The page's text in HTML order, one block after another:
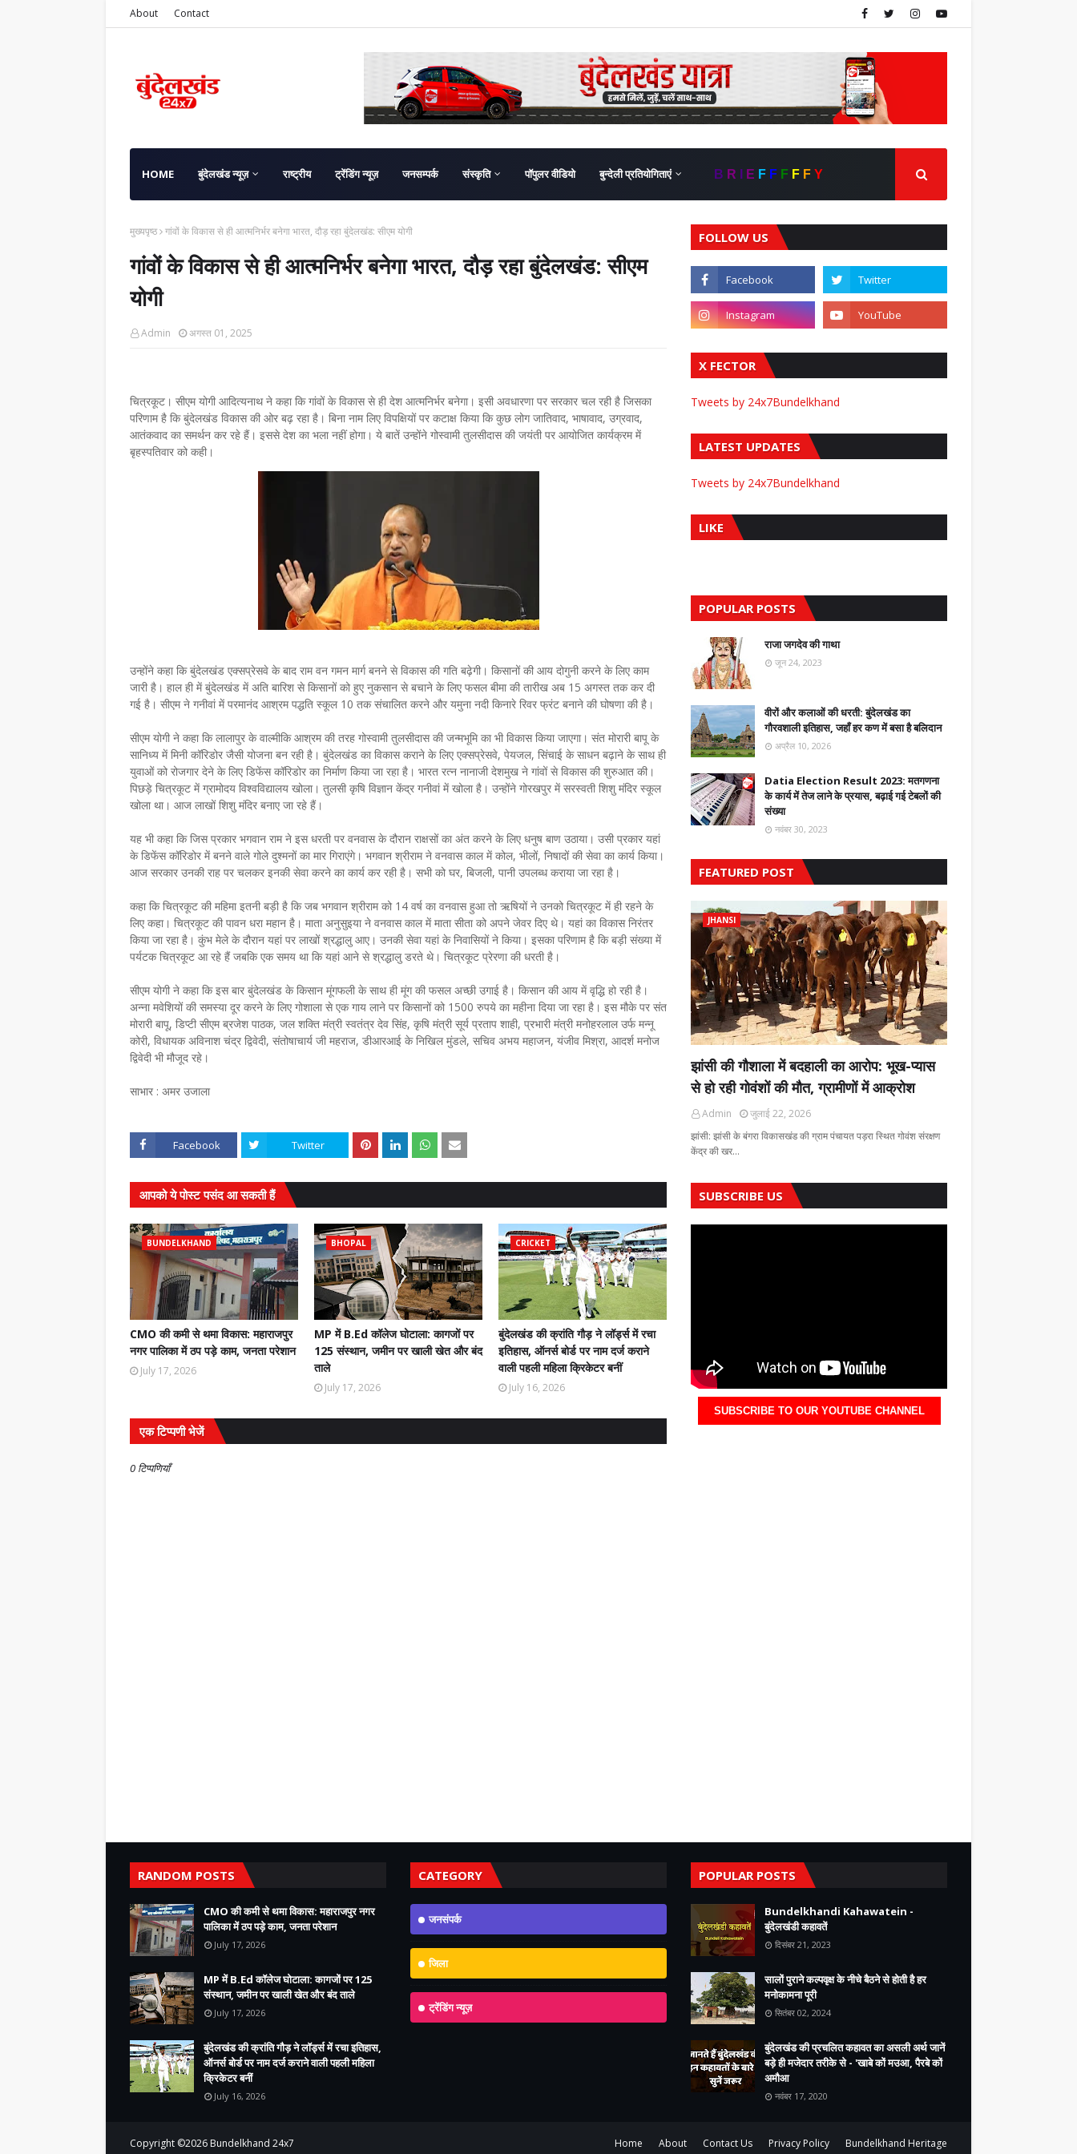
About Contact
HOME बुंदेलखंड न्यूज़ राष्ट्रीय ट्रेंडिंग न्यूज़ जनसम्पर्क संस्कृति पॉपुलर वीडियो बुन्देली प्रतियोगिताएं B R E F F F F F Y
मुख्यपृष्ठ गांवों के विकास से ही आत्मनिर्भर बनेगा भारत, दौड़ रहा बुंदेलखंड: सीएम योगी
गांवों के विकास से ही आत्मनिर्भर बनेगा भारत, दौड़ रहा बुंदेलखंड: सीएम
योगी
Admin अगस्त 01, 2025
चित्रकूट। सीएम योगी आदित्यनाथ ने कहा कि गांवों के विकास से ही देश आत्मनिर्भर बनेगा। इसी अवधारणा पर सरकार चल रही है जिसका
परिणाम है कि बुंदेलखंड विकास की ओर बढ़ रहा है। बिना नाम लिए विपक्षियों पर कटाक्ष किया कि कुछ लोग जातिवाद, भाषावाद, उग्रवाद,
आतंकवाद का समर्थन कर रहे हैं। इससे देश का भला नहीं होगा। ये बातें उन्होंने गोस्वामी तुलसीदास की जयंती पर आयोजित कार्यक्रम में
बृहस्पतिवार को कही।
उन्होंने कहा कि बुंदेलखंड एक्सप्रेसवे के बाद राम वन गमन मार्ग बनने से विकास की गति बढ़ेगी। किसानों की आय दोगुनी करने के लिए काम
जारी है। हाल ही में बुंदेलखंड में अति बारिश से किसानों को हुए नुकसान से बचाने के लिए फसल बीमा की तारीख अब 15 अगस्त तक कर दी
गई है। सीएम ने गनीवां में परमानंद आश्रम पद्धति स्कूल 10 तक संचालित करने और यमुना नदी किनारे रिवर फ्रंट बनाने की घोषणा की है।
सीएम योगी ने कहा कि लालापुर के वाल्मीकि आश्रम की तरह गोस्वामी तुलसीदास की जन्मभूमि का भी विकास किया जाएगा। संत मोरारी बापू के
सानिध्य में मिनी कॉरिडोर जैसी योजना बन रही है। बुंदेलखंड का विकास कराने के लिए एक्सप्रेसवे, पेयजल, सिंचाई के साधन बढ़ाने के साथ ही
युवाओं को रोजगार देने के लिए डिफेंस कॉरिडोर का निर्माण किया जा रहा है। भारत रत्न नानाजी देशमुख ने गांवों से विकास की शुरुआत की।
पिछड़े चित्रकूट में ग्रामोदय विश्वविद्यालय खोला। तुलसी कृषि विज्ञान केंद्र गनीवां में खोला है। उन्होंने गोरखपुर में सरस्वती शिशु मंदिर स्कूल
खोला था। आज लाखों शिशु मंदिर बनाए जा रहे हैं।
यह भी कहा कि जिस प्रकार भगवान राम ने इस धरती पर वनवास के दौरान राक्षसों का अंत करने के लिए धनुष बाण उठाया। उसी प्रकार यहां
के डिफेंस कॉरिडोर में बनने वाले गोले दुश्मनों का मार गिराएंगे। भगवान श्रीराम ने वनवास काल में कोल, भीलों, निषादों की सेवा का कार्य किया।
आज सरकार उनकी राह पर चलकर इनकी सेवा करने का कार्य कर रही है। सभी को घर, बिजली, पानी उपलब्ध कराया जा रहा है।
कहा कि चित्रकूट की महिमा इतनी बड़ी है कि जब भगवान श्रीराम को 14 वर्ष का वनवास हुआ तो ऋषियों ने उनको चित्रकूट में ही रहने के
लिए कहा। चित्रकूट की पावन धरा महान है। माता अनुसुइया ने वनवास काल में माता सीता को अपने जेवर दिए थे। यहां का विकास निरंतर
किया जा रहा है। कुंभ मेले के दौरान यहां पर लाखों श्रद्धालु आए। उनकी सेवा यहां के निवासियों ने किया। इसका परिणाम है कि बड़ी संख्या में
पर्यटक चित्रकूट आ रहे हैं जबकि एक समय था कि यहां आने से श्रद्धालु डरते थे। चित्रकूट प्रेरणा की धरती है।
सीएम योगी ने कहा कि इस बार बुंदेलखंड के किसान मूंगफली के साथ ही मूंग की फसल अच्छी उगाई है। किसान की आय में वृद्धि हो रही है।
अन्ना मवेशियों की समस्या दूर करने के लिए गोशाला से एक गाय लाने पर किसानों को 1500 रुपये का महीना दिया जा रहा है। इस मौके पर संत
मोरारी बापू, डिप्टी सीएम ब्रजेश पाठक, जल शक्ति मंत्री स्वतंत्र देव सिंह, कृषि मंत्री सूर्य प्रताप शाही, प्रभारी मंत्री मनोहरलाल उर्फ मन्नू
कोरी, विधायक अविनाश चंद्र द्विवेदी, संतोषाचार्य जी महराज, डीआरआई के निखिल मुंडले, सचिव अभय महाजन, यंजीव मिश्रा, आदर्श मनोज
द्विवेदी भी मौजूद रहे।
साभार : अमर उजाला
Facebook Twitter
आपको ये पोस्ट पसंद आ सकती हैं
BUNDELKHAND
CMO की कमी से थमा विकास: महाराजपुर
नगर पालिका में ठप पड़े काम, जनता परेशान
July 17, 2026
BHOPAL
MP में B.Ed कॉलेज घोटाला: कागजों पर
125 संस्थान, जमीन पर खाली खेत और बंद
ताले
July 17, 2026
CRICKET
बुंदेलखंड की क्रांति गौड़ ने लॉर्ड्स में रचा
इतिहास, ऑनर्स बोर्ड पर नाम दर्ज कराने
वाली पहली महिला क्रिकेटर बनीं
July 16, 2026
एक टिप्पणी भेजें
0 टिप्पणियाँ
FOLLOW US
X FECTOR
Tweets by 24x7Bundelkhand
LATEST UPDATES
Tweets by 24x7Bundelkhand
LIKE
POPULAR POSTS
राजा जगदेव की गाथा
जून 24, 2023
वीरों और कलाओं की धरती: बुंदेलखंड का
गौरवशाली इतिहास, जहाँ हर कण में बसा है बलिदान
अप्रैल 10, 2026
Datia Election Result 2023: मतगणना
के कार्य में तेज लाने के प्रयास, बढ़ाई गई टेबलों की
संख्या
नवंबर 30, 2023
FEATURED POST
JHANSI
झांसी की गौशाला में बदहाली का आरोप: भूख-प्यास
से हो रही गोवंशों की मौत, ग्रामीणों में आक्रोश
Admin
जुलाई 22, 2026
झांसी: झांसी के बंगरा विकासखंड की ग्राम पंचायत पड़रा स्थित गोवंश संरक्षण
केंद्र की खर…
SUBSCRIBE US
SUBSCRIBE TO OUR YOUTUBE CHANNEL
RANDOM POSTS
CMO की कमी से थमा विकास: महाराजपुर नगर
पालिका में ठप पड़े काम, जनता परेशान
July 17, 2026
MP में B.Ed कॉलेज घोटाला: कागजों पर 125
संस्थान, जमीन पर खाली खेत और बंद ताले
July 17, 2026
बुंदेलखंड की क्रांति गौड़ ने लॉर्ड्स में रचा इतिहास,
ऑनर्स बोर्ड पर नाम दर्ज कराने वाली पहली महिला
क्रिकेटर बनीं
July 16, 2026
CATEGORY
जनसंपर्क
जिला
ट्रेंडिंग न्यूज़
POPULAR POSTS
Bundelkhandi Kahawatein -
बुंदेलखंडी कहावतें
दिसंबर 21, 2023
सालों पुराने कल्पवृक्ष के नीचे बैठने से होती है हर
मनोकामना पूरी
सितंबर 02, 2024
बुंदेलखंड की प्रचलित कहावत का असली अर्थ जानें
बड़े ही मजेदार तरीके से - 'खाबे कों मउआ, पैरबे कों
अमौआ
नवंबर 17, 2020
Home About Contact Us Privacy Policy Bundelkhand Heritage
Copyright ©2026 Bundelkhand 24x7